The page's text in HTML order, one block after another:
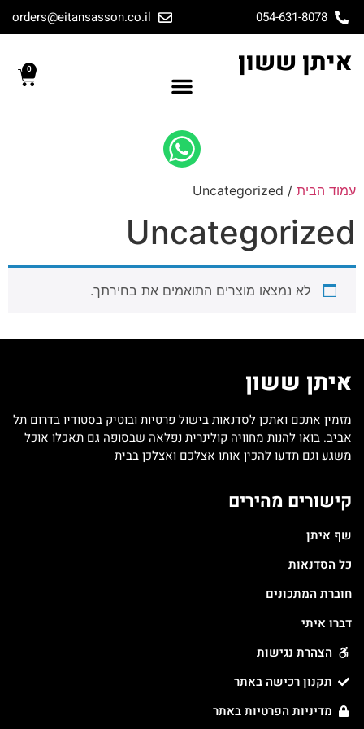
054-631-8078
orders@eitansasson.co.il
איתן ששון 0
עמוד הבית / Uncategorized
Uncategorized
לא נמצאו מוצרים התואמים את בחירתך.
איתן ששון
מזמין אתכם ואתכן לסדנאות בישול פרטיות ובוטיק בסטודיו בדרום תל
אביב. בואו להנות מחוויה קולינרית נפלאה שבסופה גם תאכלו אוכל
משגע וגם תדעו להכין אותו אצלכם ואצלכן בבית
קישורים מהירים
שף איתן
כל הסדנאות
חוברת המתכונים
דברו איתי
הצהרת נגישות
תקנון רכישה באתר
מדיניות הפרטיות באתר